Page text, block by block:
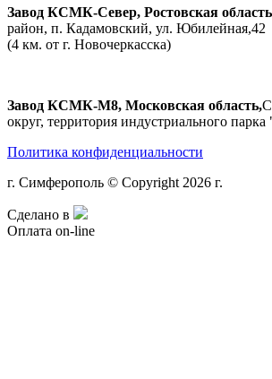
Завод КСМК-Север, Ростовская
район, п. Кадамовский, ул. Юбилейная,42
(4 км. от г. Новочеркасска)
Завод КСМК-М8, Московская область,
округ, территория индустриального
Политика конфиденциальности
г. Симферополь © Copyright 2026 г.
Сделано в
Оплата on-line